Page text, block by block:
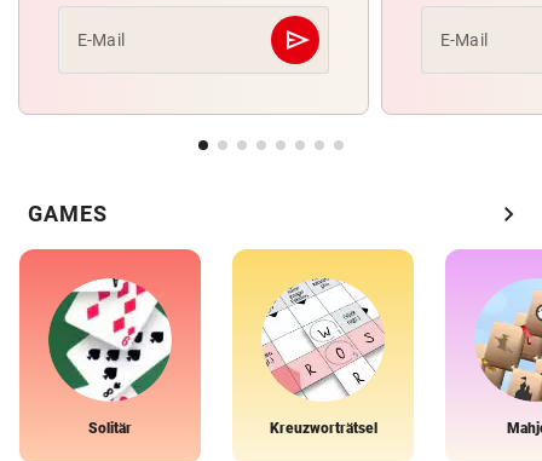
E-Mail send
Abschicken E-Mail
GAMES chevron_right
Solitär Kreuzworträtsel